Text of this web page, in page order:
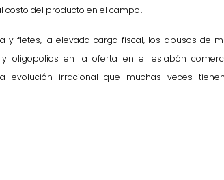
costo del producto en el campo.
y fletes, la elevada carga fiscal, los abusos de
oligopolios en la oferta en el eslabón
evolución irracional que muchas veces